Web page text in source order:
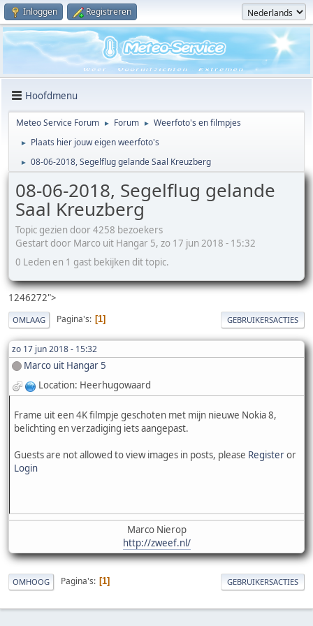
Inloggen Registreren
Hoofdmenu
Meteo Service Forum ► Forum ► Weerfoto's en filmpjes
► Plaats hier jouw eigen weerfoto's
► 08-06-2018, Segelflug gelande Saal Kreuzberg
08-06-2018, Segelflug gelande
Saal Kreuzberg
Topic gezien door 4258 bezoekers
Gestart door Marco uit Hangar 5, zo 17 jun 2018 - 15:32
0 Leden en 1 gast bekijken dit topic.
1246272">
OMLAAG Pagina's 1 GEBRUIKERSACTIES
zo 17 jun 2018 - 15:32
Marco uit Hangar 5
Location: Heerhugowaard
Frame uit een 4K filmpje geschoten met mijn nieuwe Nokia 8,
belichting en verzadiging iets aangepast.
Guests are not allowed to view images in posts, please Registeror
Login
Marco Nierop
http://zweef.nl/
OMHOOG Pagina's 1 GEBRUIKERSACTIES